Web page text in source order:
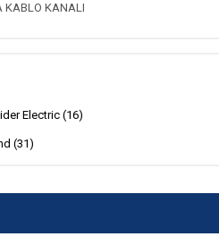
KABLO KANALI
Electric (16)
(31)